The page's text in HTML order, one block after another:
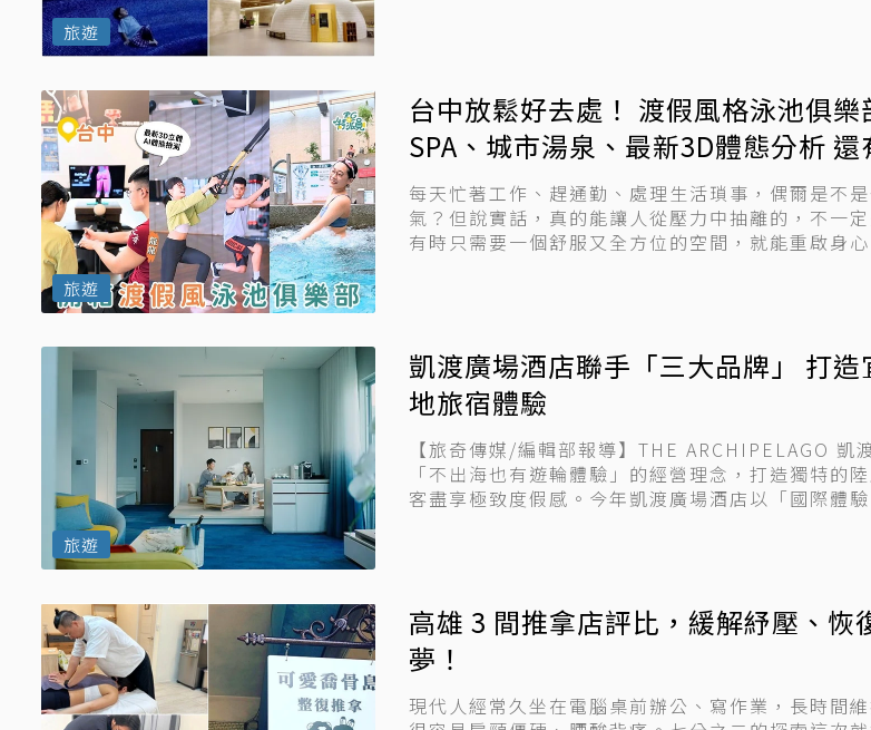
旅遊
台中放鬆好去處！ 渡假風格泳池俱樂
SPA、城市湯泉、最新3D體態分析
鬆沒煩惱
每天忙著工作、趕通勤、處理生活瑣事，偶爾是不
氣？但說實話，真的能讓人從壓力中抽離的，不一定
有時只需要一個舒服又全方位的空間，就能重啟身
旅遊
凱渡廣場酒店聯手「三大品牌」 打造
地旅宿體驗
【旅奇傳媒/編輯部報導】THE ARCHIPELAGO 凱
「不出海也有遊輪體驗」的經營理念，打造獨特的
客盡享極致度假感。今年凱渡廣場酒店以「國際體
旅遊
高雄 3 間推拿店評比，緩解紓壓、恢
夢！
現代人經常久坐在電腦桌前辦公、寫作業，長時間